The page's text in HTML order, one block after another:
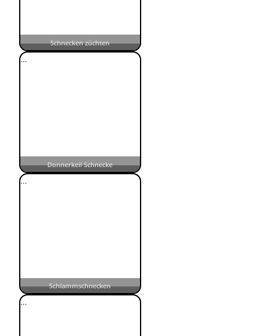
Schnecken züchten
Donnerkeil Schnecke
…
Schlammschnecken
…
…